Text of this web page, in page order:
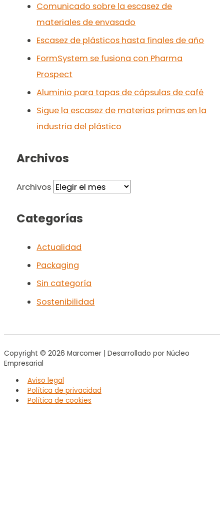
Comunicado sobre la escasez de
materiales de envasado
Escasez de plásticos hasta finales de año
FormSystem se fusiona con Pharma
Prospect
Aluminio para tapas de cápsulas de café
Sigue la escasez de materias primas en la
industria del plástico
Archivos
Archivos
Categorías
Actualidad
Packaging
Sin categoría
Sostenibilidad
Copyright © 2026 Marcomer | Desarrollado por Núcleo
Empresarial
Aviso legal
Política de privacidad
Política de cookies